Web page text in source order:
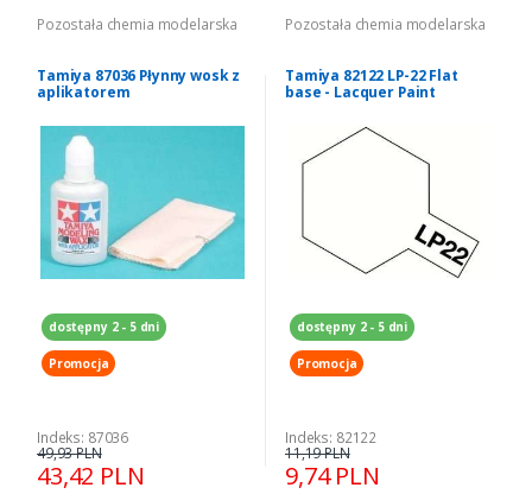
Pozostała chemia modelarska
Tamiya 87036 Płynny wosk z
aplikatorem
dostępny 2 - 5 dni
Promocja
Indeks: 87036
43,42 PLN
49,93 PLN
Pozostała chemia modelarska
Tamiya 82122 LP-22 Flat
base - Lacquer Paint
dostępny 2 - 5 dni
Promocja
Indeks: 82122
9,74 PLN
11,19 PLN